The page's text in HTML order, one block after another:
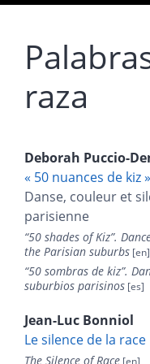
raza
Deborah Puccio-
« 50 nuances de kiz »
Danse, couleur et
parisienne
“50 shades of Kiz”.
the Parisian suburbs
“50 sombras de kiz”.
suburbios parisinos
Jean-Luc Bonniol
Le silence de la race
The Silence of Race